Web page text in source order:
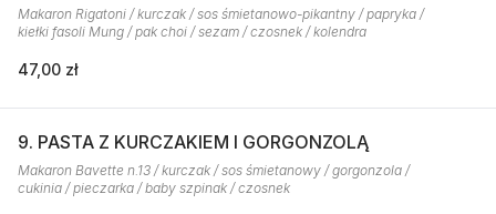
Makaron Rigatoni / kurczak / sos śmietanowo-pikantny / papryka /
kiełki fasoli Mung / pak choi / sezam / czosnek / kolendra
47,00 zł
9. PASTA Z KURCZAKIEM I GORGONZOLĄ
Makaron Bavette n.13 / kurczak / sos śmietanowy / gorgonzola /
cukinia / pieczarka / baby szpinak / czosnek